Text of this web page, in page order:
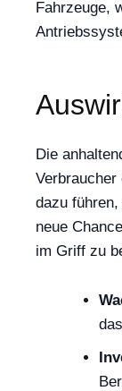
Fahrzeuge,
Die
dazu
neue
im Griff zu